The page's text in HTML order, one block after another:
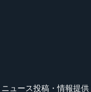
ニュース投稿・情報提供